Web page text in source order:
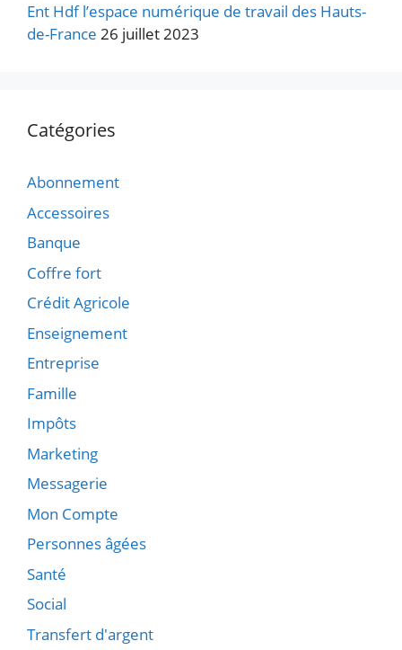
Ent Hdf l’espace numérique de travail des Hauts-
de-France 26 juillet 2023
Catégories
Abonnement
Accessoires
Banque
Coffre fort
Crédit Agricole
Enseignement
Entreprise
Famille
Impôts
Marketing
Messagerie
Mon Compte
Personnes âgées
Santé
Social
Transfert d'argent